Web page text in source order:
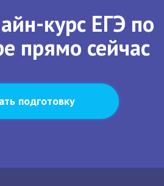
курс ЕГЭ по
прямо сейчас
подготовку